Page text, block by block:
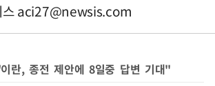
aci27@newsis.com
란, 종전 제안에 8일중 답변 기대"